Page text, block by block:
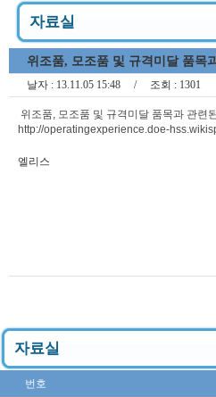
자료실
위조품, 모조품 및 규격미달 품목
날자 : 13.11.05 15:48 / 조회 : 1301
위조품, 모조품 및 규격미달 품목과 관련
http://operatingexperience.doe-
엘리스
자료실
번호